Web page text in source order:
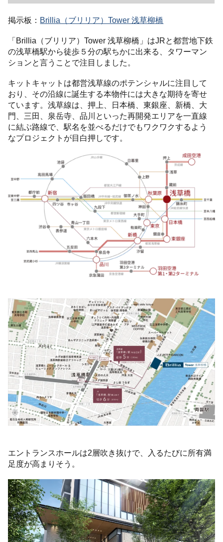
掲示板： Brillia（ブリリア）Tower 浅草柳橋
「Brillia（ブリリア）Tower 浅草柳橋」はJRと都営地下鉄
の浅草橋駅から徒歩５分の駅ちかに出来る、タワーマン
ションと言うことで注目しました。
キットキャットは都営浅草線のポテンシャルに注目して
おり、その沿線に誕生する本物件には大きな期待を寄せ
ています。浅草線は、押上、日本橋、東銀座、新橋、大
門、三田、泉岳寺、品川といった再開発エリアを一直線
に結ぶ路線で、駅名を並べるだけでもワクワクするよう
なプロジェクトが目白押しです。
エントランスホールは2層吹き抜けで、入るたびに所有満
足度が高まりそう。